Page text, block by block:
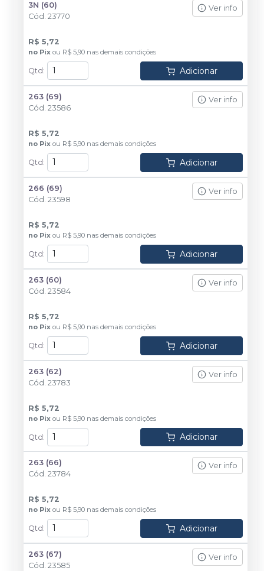
3N (60)
Cód. 23770
Ver info
R$ 5,72
no Pix ou R$ 5,90 nas demais condições
Qtd : Adicionar
263 (69)
Cód. 23586
Ver info
R$ 5,72
no Pix ou R$ 5,90 nas demais condições
Qtd : Adicionar
266 (69)
Cód. 23598
Ver info
R$ 5,72
no Pix ou R$ 5,90 nas demais condições
Qtd : Adicionar
263 (60)
Cód. 23584
Ver info
R$ 5,72
no Pix ou R$ 5,90 nas demais condições
Qtd : Adicionar
263 (62)
Cód. 23783
Ver info
R$ 5,72
no Pix ou R$ 5,90 nas demais condições
Qtd: Adicionar
263 (66)
Cód. 23784
Ver info
R$ 5,72
no Pix ou R$ 5,90 nas demais condições
Qtd : Adicionar
263 (67)
Cód. 23585
Ver info